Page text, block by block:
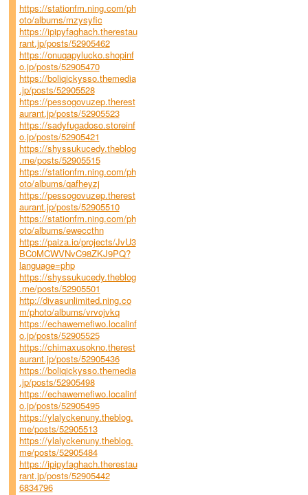
https://stationfm.ning.com/ph
oto/albums/mzysyfic
https://ipipyfaghach.therestau
rant.jp/posts/52905462
https://onuqapylucko.shopinf
o.jp/posts/52905470
https://boliqickysso.themedia
.jp/posts/52905528
https://pessogovuzep.therest
aurant.jp/posts/52905523
https://sadyfugadoso.storeinf
o.jp/posts/52905421
https://shyssukucedy.theblog
.me/posts/52905515
https://stationfm.ning.com/ph
oto/albums/qafheyzj
https://pessogovuzep.therest
aurant.jp/posts/52905510
https://stationfm.ning.com/ph
oto/albums/eweccthn
https://paiza.io/projects/JvU3
BC0MCWVNvC98ZKJ9PQ?
language=php
https://shyssukucedy.theblog
.me/posts/52905501
http://divasunlimited.ning.co
m/photo/albums/vrvojvkq
https://echawemefiwo.localinf
o.jp/posts/52905525
https://chimaxusokno.therest
aurant.jp/posts/52905436
https://boliqickysso.themedia
.jp/posts/52905498
https://echawemefiwo.localinf
o.jp/posts/52905495
https://ylalyckenuny.theblog.
me/posts/52905513
https://ylalyckenuny.theblog.
me/posts/52905484
https://ipipyfaghach.therestau
rant.jp/posts/52905442
6834796